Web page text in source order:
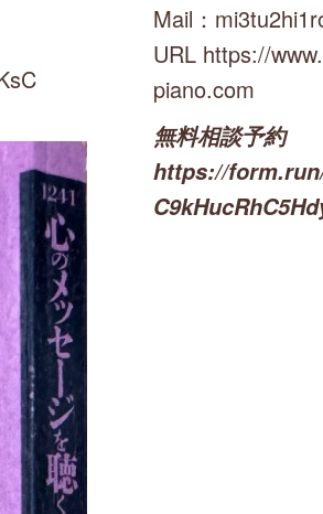
Mail：
URL https://
piano.com
無料相談予約
https://